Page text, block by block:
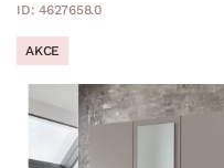
ID: 4627658.0
AKCE